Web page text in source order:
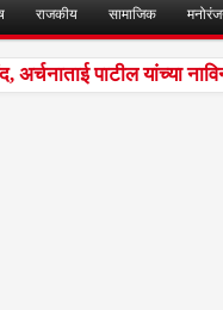
राजकीय सामाजिक
पाटील यांच्या